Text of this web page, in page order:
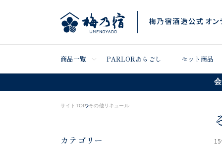
商品一覧 PARLORあらごし セット商品
サイトTOP その他リキュール
カテゴリー 15